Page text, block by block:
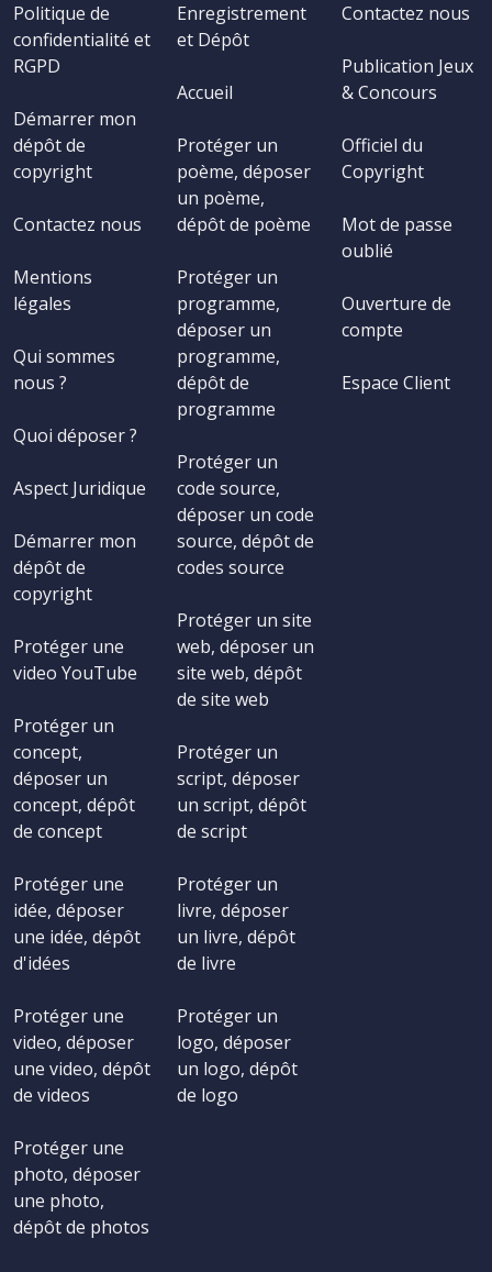
Politique de
confidentialité et
RGPD
Démarrer mon
dépôt de
copyright
Contactez nous
Mentions
légales
Qui sommes
nous ?
Quoi déposer ?
Aspect Juridique
Démarrer mon
dépôt de
copyright
Protéger une
video YouTube
Protéger un
concept,
déposer un
concept, dépôt
de concept
Protéger une
idée, déposer
une idée, dépôt
d'idées
Protéger une
video, déposer
une video, dépôt
de videos
Protéger une
photo, déposer
une photo,
dépôt de photos
Enregistrement
et Dépôt
Accueil
Protéger un
poème, déposer
un poème,
dépôt de poème
Protéger un
programme,
déposer un
programme,
dépôt de
programme
Protéger un
code source,
déposer un code
source, dépôt de
codes source
Protéger un site
web, déposer un
site web, dépôt
de site web
Protéger un
script, déposer
un script, dépôt
de script
Protéger un
livre, déposer
un livre, dépôt
de livre
Protéger un
logo, déposer
un logo, dépôt
de logo
Contactez nous
Publication Jeux
& Concours
Officiel du
Copyright
Mot de passe
oublié
Ouverture de
compte
Espace Client